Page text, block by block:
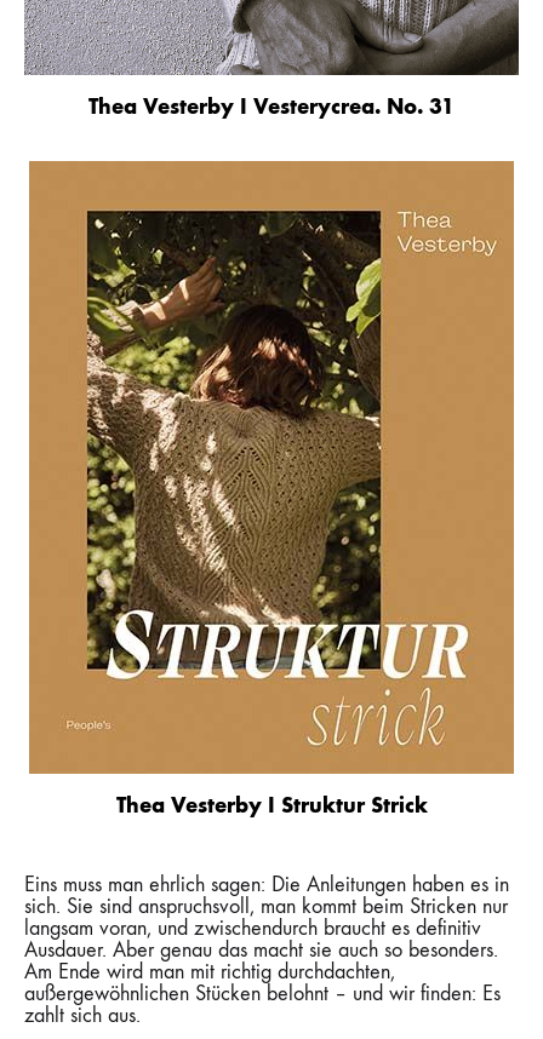
Thea Vesterby I Vesterycrea. No. 31
Thea Vesterby I Struktur Strick
Eins muss man ehrlich sagen: Die Anleitungen haben es in
sich. Sie sind anspruchsvoll, man kommt beim Stricken nur
langsam voran, und zwischendurch braucht es definitiv
Ausdauer. Aber genau das macht sie auch so besonders.
Am Ende wird man mit richtig durchdachten,
außergewöhnlichen Stücken belohnt – und wir finden: Es
zahlt sich aus.